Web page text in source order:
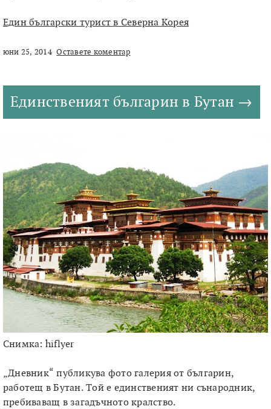
Един български турист в Северна Корея
юни 25, 2014 Оставете коментар
Единственият българин в Бутан
Снимка: hiflyer
„Дневник“ публикува фото галерия от българин,
работещ в Бутан. Той е единственият ни сънародник,
пребиваващ в загадъчното кралство.